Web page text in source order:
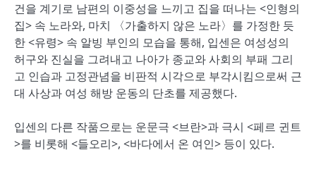
건을 계기로 남편의 이중성을 느끼고 집을 떠나는 <인형의
집> 속 노라와, 마치 〈가출하지 않은 노라〉를 가정한 듯
한 <유령> 속 알빙 부인의 모습을 통해, 입센은 여성성의
허구와 진실을 그려내고 나아가 종교와 사회의 부패 그리
고 인습과 고정관념을 비판적 시각으로 부각시킴으로써 근
대 사상과 여성 해방 운동의 단초를 제공했다.
입센의 다른 작품으로는 운문극 <브란>과 극시 <페르 귄트
>를 비롯해 <들오리>, <바다에서 온 여인> 등이 있다.